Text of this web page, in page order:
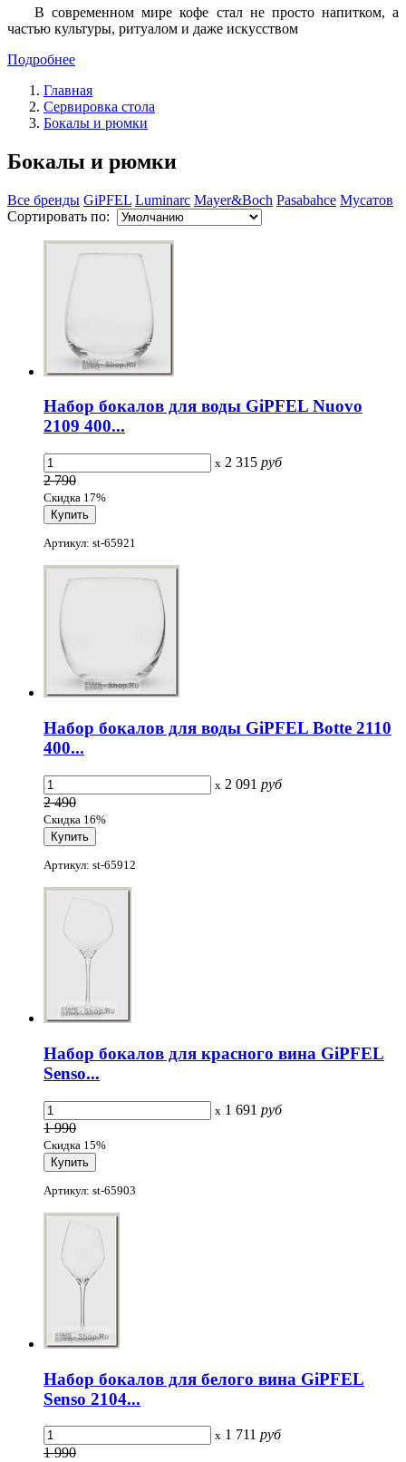
В современном мире кофе стал не просто напитком, а
частью культуры, ритуалом и даже искусством
Подробнее
Главная
Сервировка стола
Бокалы и рюмки
Бокалы и рюмки
Все бренды GiPFEL Luminarc Mayer&Boch Pasabahce Мусатов
Сортировать по:
Набор бокалов для воды GiPFEL Nuovo
2109 400...
x 2 315 руб
2 790
Скидка 17%
Артикул: st-65921
Набор бокалов для воды GiPFEL Botte 2110
400...
x 2 091 руб
2 490
Скидка 16%
Артикул: st-65912
Набор бокалов для красного вина GiPFEL
Senso...
x 1 691 руб
1 990
Скидка 15%
Артикул: st-65903
Набор бокалов для белого вина GiPFEL
Senso 2104...
x 1 711 руб
1 990